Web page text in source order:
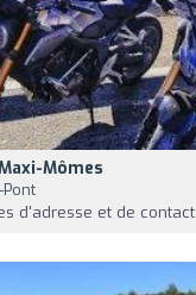
Mômes
d'adresse et de contact